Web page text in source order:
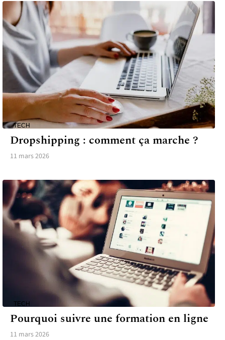
TECH
Dropshipping : comment ça marche ?
11 mars 2026
TECH
Pourquoi suivre une formation en ligne
11 mars 2026